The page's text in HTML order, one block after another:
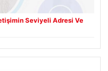
Seviyeli Adresi Ve